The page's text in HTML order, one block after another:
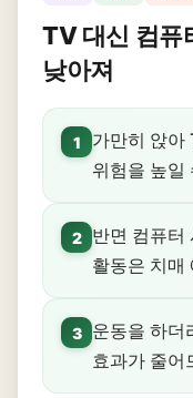
TV 대신 컴퓨
낮아져
1
가만히 앉아
위험을 높일
2
반면 컴퓨터
활동은 치매
3
운동을 하더
효과가 줄어